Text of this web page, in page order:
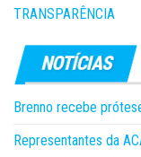
TRANSPARÊNCIA
Brenno recebe
Representantes da